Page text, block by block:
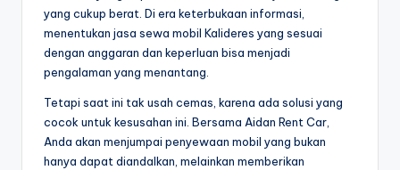
yang cukup berat. Di era keterbukaan informasi,
menentukan jasa sewa mobil Kalideres yang sesuai
dengan anggaran dan keperluan bisa menjadi
pengalaman yang menantang.
Tetapi saat ini tak usah cemas, karena ada solusi yang
cocok untuk kesusahan ini. Bersama Aidan Rent Car,
Anda akan menjumpai penyewaan mobil yang bukan
hanya dapat diandalkan, melainkan memberikan